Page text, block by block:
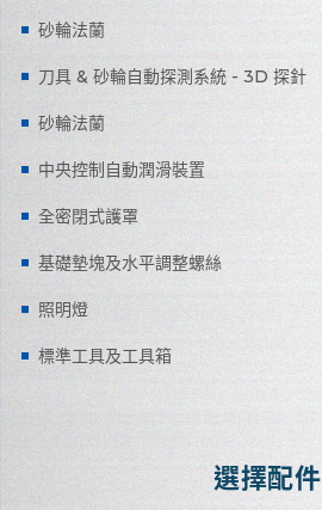
砂輪法蘭
刀具 & 砂輪自動探測系統 - 3D 探針
砂輪法蘭
中央控制自動潤滑裝置
全密閉式護罩
基礎墊塊及水平調整螺絲
照明燈
標準工具及工具箱
選擇配件